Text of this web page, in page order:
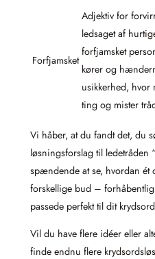
Forfjamsket
Adjektiv for
ledsaget af
forfjamsket
kører og
usikkerhed, hvor
ting og mister
Vi håber, at du fandt det, du
løsningsforslag til ledetråden
spændende at se, hvordan ét
forskellige bud –
passede perfekt til dit
Vil du have flere idéer eller
finde endnu flere